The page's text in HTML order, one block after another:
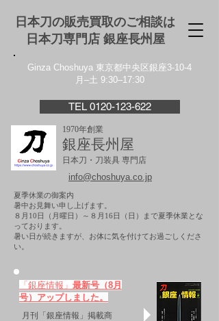
日本刀の販売買取のご相談は
日本刀専門店 銀座⻑州屋
Ginza Choshuya 東京都中央区銀座3-10-4
月–土 9:30–17:30
TEL 0120-123-622
1970年創業
銀座長州屋
日本刀・刀装具 専門店
info@choshuya.co.jp
夏季休業の御案内
暑中お見舞い申し上げます。
８月10日（月曜日）～８月16日（日）まで夏季休業とな
っております。
​暑い日が続きますが、お体に気を付けてお過ごしくださ
い。
「銀座情報」 最新号（8月
号）アップしました。
月刊「銀座情報」掲載商